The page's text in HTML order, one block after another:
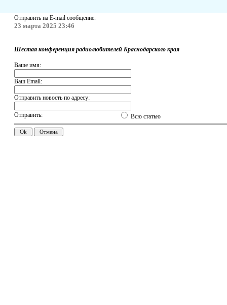
Отправить на E-mail сообщение.
23 марта 2025 23:46
Шестая конференция радиолюбителей Краснодарского края
Ваше имя:
Ваш Email:
Отправить новость по адресу:
Отправить: Всю статью